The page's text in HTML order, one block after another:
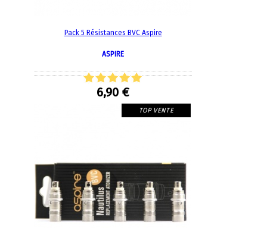
Pack 5 Résistances BVC Aspire
ASPIRE
6,90 €
TOP VENTE